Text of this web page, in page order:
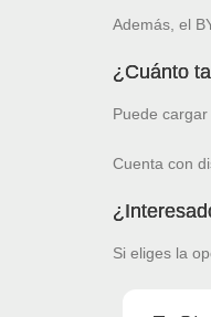
Además, el
¿Cuánto
Puede
Cuenta con
Si eliges la